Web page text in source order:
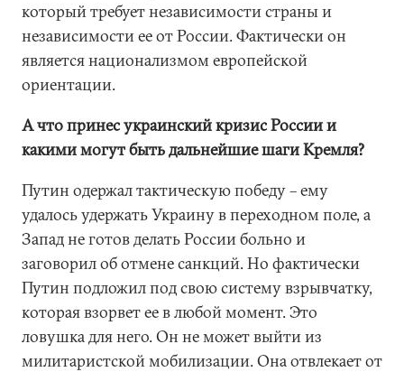
который требует независимости страны и
независимости ее от России. Фактически он
является национализмом европейской
ориентации.
А что принес украинский кризис России и
какими могут быть дальнейшие шаги Кремля?
Путин одержал тактическую победу – ему
удалось удержать Украину в переходном поле, а
Запад не готов делать России больно и
заговорил об отмене санкций. Но фактически
Путин подложил под свою систему взрывчатку,
которая взорвет ее в любой момент. Это
ловушка для него. Он не может выйти из
милитаристской мобилизации. Она отвлекает от